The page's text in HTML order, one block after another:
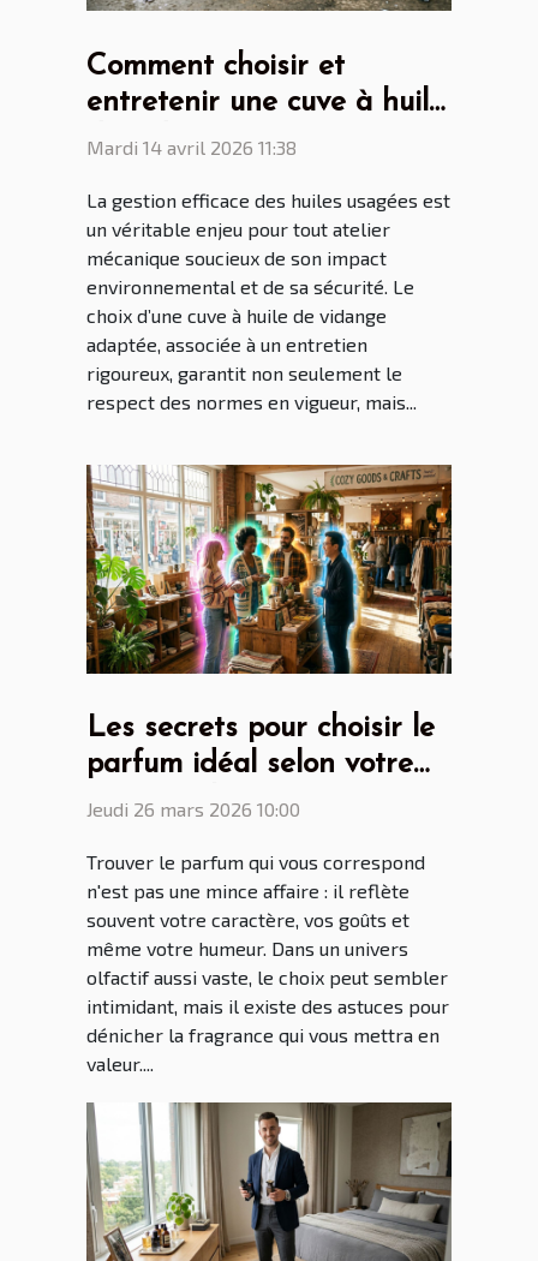
Comment choisir et
entretenir une cuve à huile
de vidange pour son
Mardi 14 avril 2026 11:38
La gestion efficace des huiles usagées est
un véritable enjeu pour tout atelier
mécanique soucieux de son impact
environnemental et de sa sécurité. Le
choix d’une cuve à huile de vidange
adaptée, associée à un entretien
rigoureux, garantit non seulement le
respect des normes en vigueur, mais...
Les secrets pour choisir le
parfum idéal selon votre
personnalité
Jeudi 26 mars 2026 10:00
Trouver le parfum qui vous correspond
n'est pas une mince affaire : il reflète
souvent votre caractère, vos goûts et
même votre humeur. Dans un univers
olfactif aussi vaste, le choix peut sembler
intimidant, mais il existe des astuces pour
dénicher la fragrance qui vous mettra en
valeur....